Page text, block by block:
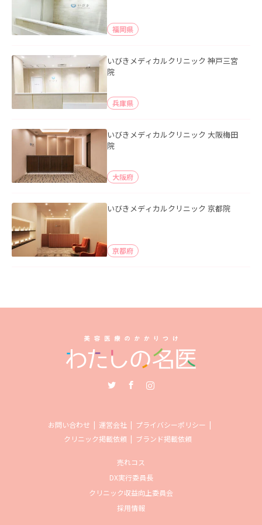
福岡県
いびきメディカルクリニック 神戸三宮
院
兵庫県
いびきメディカルクリニック 大阪梅田
院
大阪府
いびきメディカルクリニック 京都院
京都府
お問い合わせ 運営会社
プライバシーポリシー
クリニック掲載依頼
ブランド掲載依頼
売れコス
DX実行委員長
クリニック収益向上委員会
採用情報